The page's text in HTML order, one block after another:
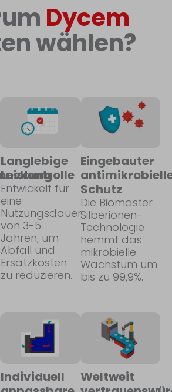
Dycem
wählen?
Langlebige
Leistung
Entwickelt für
eine
Nutzungsdauer
von 3-5
Jahren, um
Abfall und
Ersatzkosten
zu reduzieren.
Eingebauter
Schutz
Die Biomaster
Silberionen-
Technologie
hemmt das
mikrobielle
Wachstum um
bis zu 99,9%.
Individuell
Weltweit